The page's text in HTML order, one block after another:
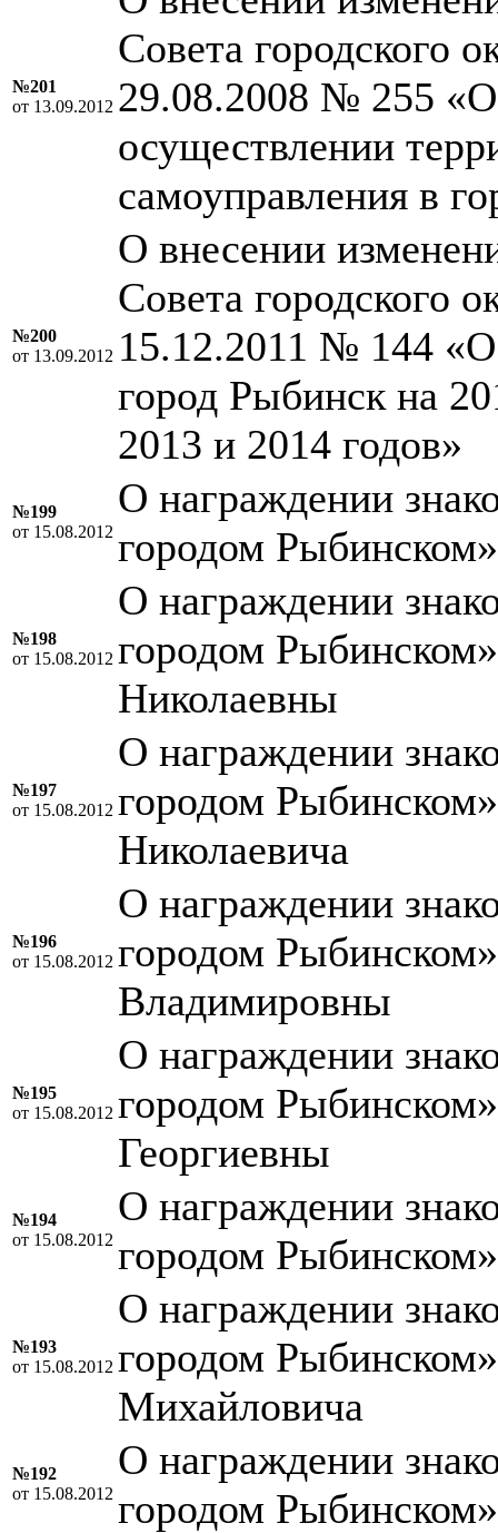
№201
от 13.09.2012
Совета городского
29.08.2008 № 255
осуществлении
самоуправления в
№200
от 13.09.2012
О внесении
Совета городского
15.12.2011 № 144 «О
город Рыбинск на
2013 и 2014 годов»
№199
от 15.08.2012
О награждении
городом
№198
от 15.08.2012
О награждении
городом
Николаевны
№197
от 15.08.2012
О награждении
городом
Николаевича
№196
от 15.08.2012
О награждении
городом
Владимировны
№195
от 15.08.2012
О награждении
городом
Георгиевны
№194
от 15.08.2012
О награждении
городом
№193
от 15.08.2012
О награждении
городом
Михайловича
№192
от 15.08.2012
О награждении
городом